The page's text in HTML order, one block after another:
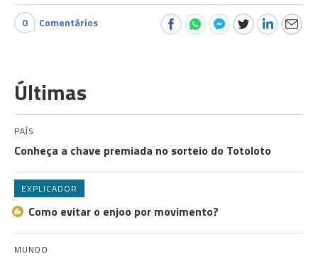
0 Comentários
Últimas
PAÍS
Conheça a chave premiada no sorteio do Totoloto
EXPLICADOR
Como evitar o enjoo por movimento?
MUNDO